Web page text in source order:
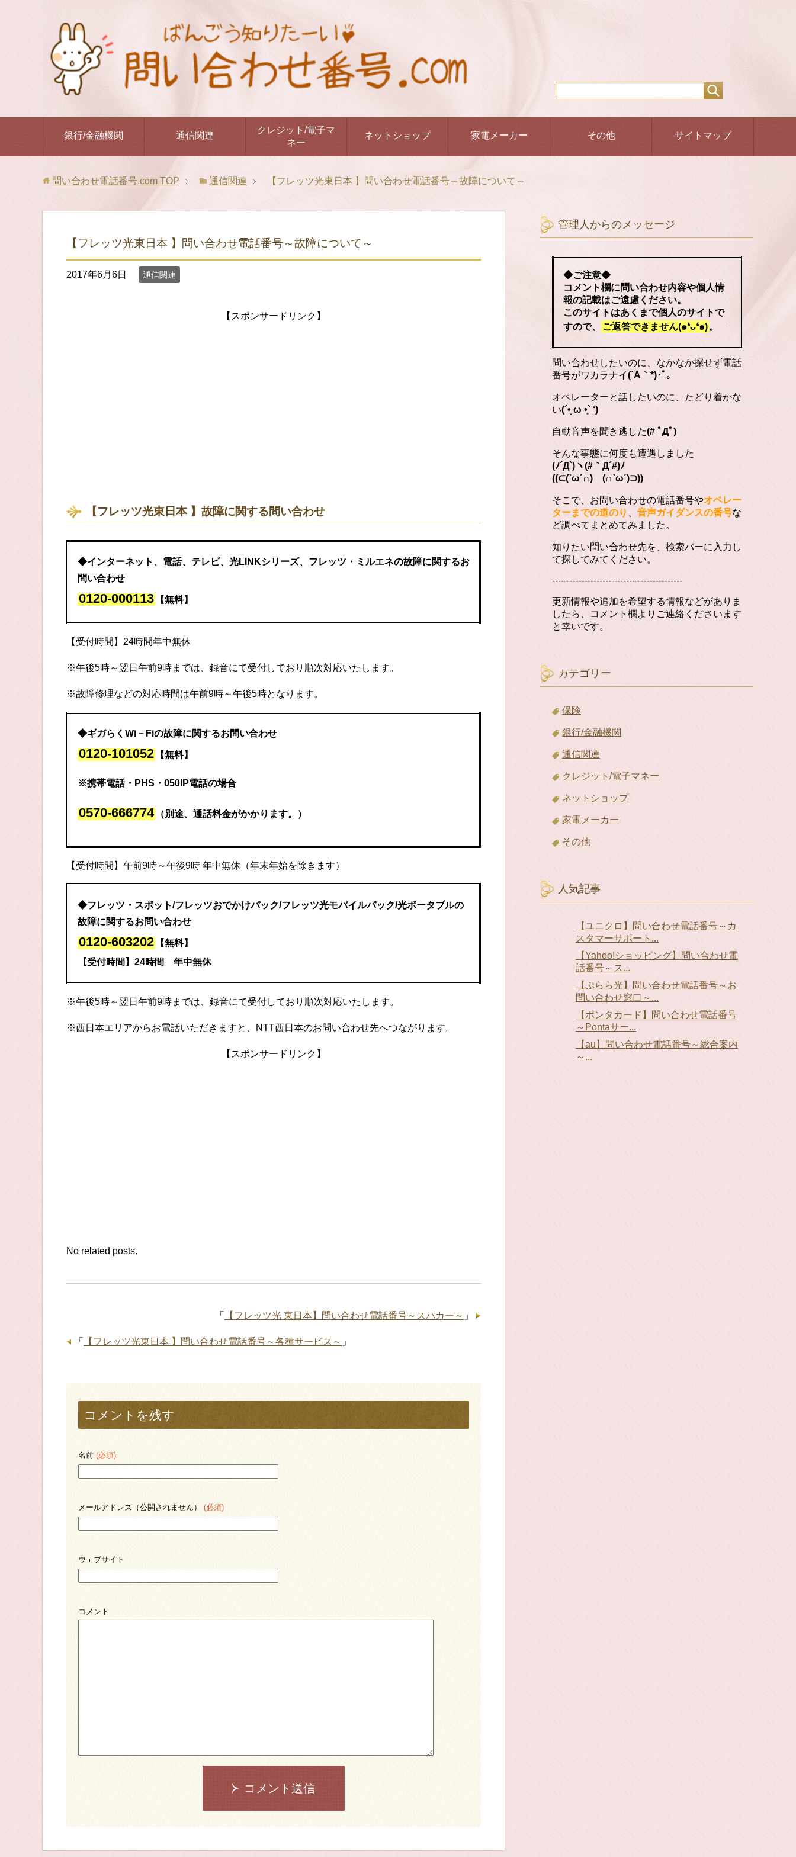
銀行/金融機関 通信関連
クレジット/電子マ
ネー
ネットショップ 家電メーカー その他 サイトマップ
問い合わせ電話番号.com TOP 通信関連 【フレッツ光東日本 】問い合わせ電話番号～故障について～
【フレッツ光東日本 】問い合わせ電話番号～故障について～
2017年6月6日 通信関連
【スポンサードリンク】
【フレッツ光東日本 】故障に関する問い合わせ
◆インターネット、電話、テレビ、光LINKシリーズ、フレッツ・ミルエネの故障に関するお
問い合わせ
0120-000113 【無料】
【受付時間】24時間年中無休
※午後5時～翌日午前9時までは、録音にて受付しており順次対応いたします。
※故障修理などの対応時間は午前9時～午後5時となります。
◆ギガらくWi－Fiの故障に関するお問い合わせ
0120-101052 【無料】
※携帯電話・PHS・050IP電話の場合
0570-666774 （別途、通話料金がかかります。）
【受付時間】午前9時～午後9時 年中無休（年末年始を除きます）
◆フレッツ・スポット/フレッツおでかけパック/フレッツ光モバイルパック/光ポータブルの
故障に関するお問い合わせ
0120-603202
【無料】
【受付時間】24時間 年中無休
※午後5時～翌日午前9時までは、録音にて受付しており順次対応いたします。
※西日本エリアからお電話いただきますと、NTT西日本のお問い合わせ先へつながります。
【スポンサードリンク】
No related posts.
「 【フレッツ光 東日本】問い合わせ電話番号～スパカー～ 」
「 【フレッツ光東日本 】問い合わせ電話番号～各種サービス～ 」
コメントを残す
名前 (必須)
メールアドレス（公開されません） (必須)
ウェブサイト
コメント
コメント送信
管理人からのメッセージ
◆ご注意◆
コメント欄に問い合わせ内容や個人情
報の記載はご遠慮ください。
このサイトはあくまで個人のサイトで
すので、
ご返答できません(๑❛ᴗ❛๑)。
問い合わせしたいのに、なかなか探せず電話
番号がワカラナイ(´A｀*)･ﾟ｡
オペレーターと話したいのに、たどり着かな
い(´•̥ ω •̥` ‘)
自動音声を聞き逃した(# ﾟДﾟ)
そんな事態に何度も遭遇しました
(ﾉ´Д`)ヽ(#｀Д´#)ﾉ
((⊂(`ω´∩) (∩`ω´)⊃))
そこで、お問い合わせの電話番号やオペレー
ターまでの道のり 、 音声ガイダンスの番号な
ど調べてまとめてみました。
知りたい問い合わせ先を、検索バーに入力し
て探してみてください。
--------------------------------------------
更新情報や追加を希望する情報などがありま
したら、コメント欄よりご連絡くださいます
と幸いです。
カテゴリー
保険
銀行/金融機関
通信関連
クレジット/電子マネー
ネットショップ
家電メーカー
その他
人気記事
【ユニクロ】問い合わせ電話番号～カ
スタマーサポート...
【Yahoo!ショッピング】問い合わせ電
話番号～ス...
【ぷらら光】問い合わせ電話番号～お
問い合わせ窓口～...
【ポンタカード】問い合わせ電話番号
～Pontaサー...
【au】問い合わせ電話番号～総合案内
～...